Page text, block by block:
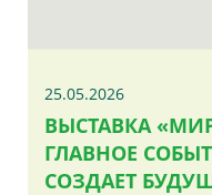
25.05.2026
ВЫСТАВКА
ГЛАВНОЕ
СОЗДАЕТ